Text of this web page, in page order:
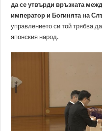
да се утвърди връзката
император и Богинята на
управлението си той трябва
японския народ.